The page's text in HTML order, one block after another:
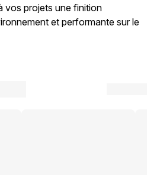
vos projets une finition
et performante sur le